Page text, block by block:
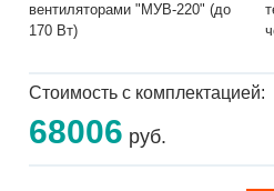
вентиляторами "МУВ-220" (до
170 Вт)
Стоимость с комплектацией:
68006 руб.